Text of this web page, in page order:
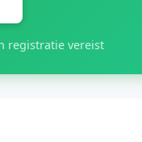
registratie vereist